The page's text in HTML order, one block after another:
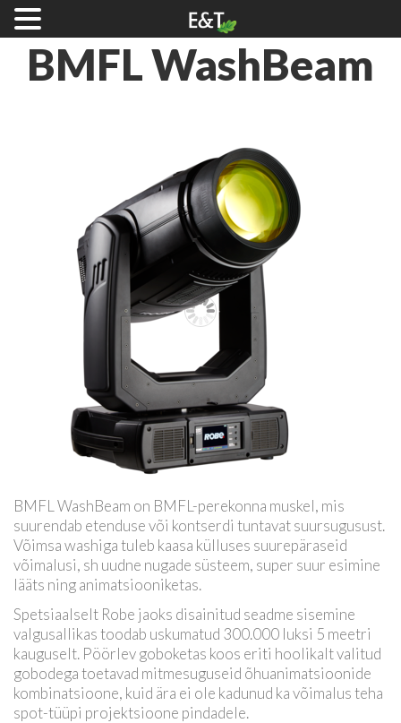
BMFLWashBeam
BMFL WashBeam on BMFL-perekonna muskel, mis
suurendab etenduse või kontserdi tuntavat suursugusust.
Võimsa washiga tuleb kaasa külluses suurepäraseid
võimalusi, sh uudne nugade süsteem, super suur esimine
lääts ning animatsiooniketas.
Spetsiaalselt Robe jaoks disainitud seadme sisemine
valgusallikas toodab uskumatud 300.000 luksi 5 meetri
kauguselt. Pöörlev goboketas koos eriti hoolikalt valitud
gobodega toetavad mitmesuguseid õhuanimatsioonide
kombinatsioone, kuid ära ei ole kadunud ka võimalus teha
spot-tüüpi projektsioone pindadele.